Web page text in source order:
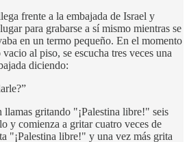
frente a la embajada de Israel y
para grabarse a sí mismo mientras se
en un termo pequeño. En el momento
al piso, se escucha tres veces una
diciendo:
llamas gritando "¡Palestina libre!" seis
y comienza a gritar cuatro veces de
"¡Palestina libre!" y una vez más grita